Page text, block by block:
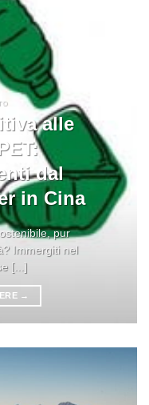
alle
dal
in Cina
pur
Immergiti nel
[...]
→